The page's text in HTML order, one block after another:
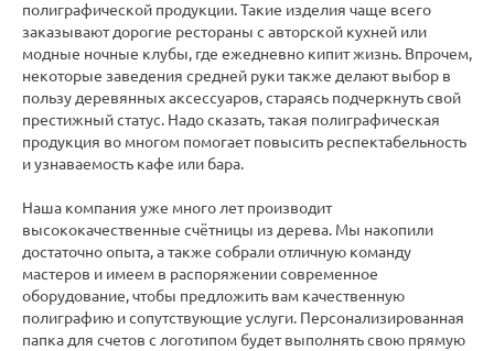
полиграфической продукции. Такие изделия чаще всего
заказывают дорогие рестораны с авторской кухней или
модные ночные клубы, где ежедневно кипит жизнь. Впрочем,
некоторые заведения средней руки также делают выбор в
пользу деревянных аксессуаров, стараясь подчеркнуть свой
престижный статус. Надо сказать, такая полиграфическая
продукция во многом помогает повысить респектабельность
и узнаваемость кафе или бара.
Наша компания уже много лет производит
высококачественные счётницы из дерева. Мы накопили
достаточно опыта, а также собрали отличную команду
мастеров и имеем в распоряжении современное
оборудование, чтобы предложить вам качественную
полиграфию и сопутствующие услуги. Персонализированная
папка для счетов с логотипом будет выполнять свою прямую